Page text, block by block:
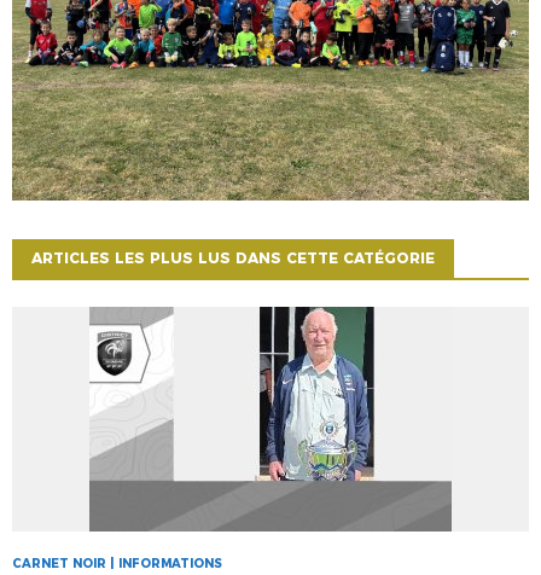
ARTICLES LES PLUS LUS DANS CETTE CATÉGORIE
CARNET NOIR | INFORMATIONS